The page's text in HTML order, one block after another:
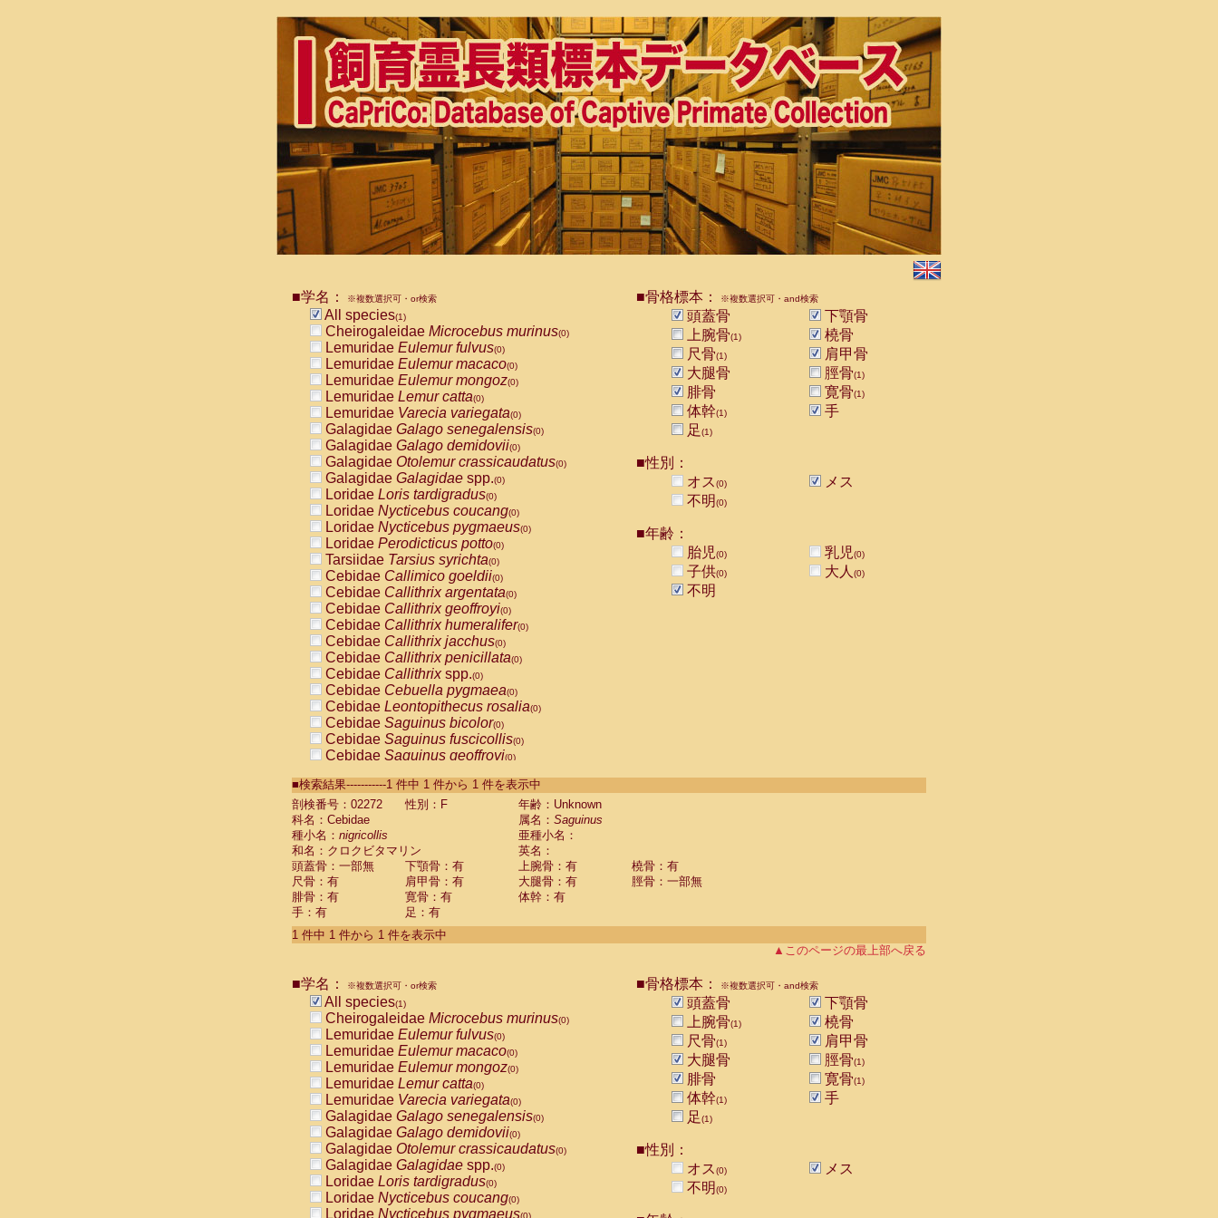
■学名： ※複数選択可・or検索
All species(1)
Cheirogaleidae Microcebus murinus(0)
Lemuridae Eulemur fulvus(0)
Lemuridae Eulemur macaco(0)
Lemuridae Eulemur mongoz(0)
Lemuridae Lemur catta(0)
Lemuridae Varecia variegata(0)
Galagidae Galago senegalensis(0)
Galagidae Galago demidovii(0)
Galagidae Otolemur crassicaudatus(0)
Galagidae Galagidae spp.(0)
Loridae Loris tardigradus(0)
Loridae Nycticebus coucang(0)
Loridae Nycticebus pygmaeus(0)
Loridae Perodicticus potto(0)
Tarsiidae Tarsius syrichta(0)
Cebidae Callimico goeldii(0)
Cebidae Callithrix argentata(0)
Cebidae Callithrix geoffroyi(0)
Cebidae Callithrix humeralifer(0)
Cebidae Callithrix jacchus(0)
Cebidae Callithrix penicillata(0)
Cebidae Callithrixspp.(0)
Cebidae Cebuella pygmaea(0)
Cebidae Leontopithecus rosalia(0)
Cebidae Saguinus bicolor(0)
Cebidae Saguinus fuscicollis(0)
Cebidae Saguinus geoffroyi(0)
CebidaeSaguinus labiatus(0)
Cebidae Saguinus leucopus (0)
Cebidae
CebidaeSaguinus mystax
CebidaeSaguinus nigricollis (1)
Cebidae Saguinus oedipus
Cebidae Saguinus weddelli
Cebidae Saguinusspp.
Cebidae Aotus trivirgatus
Cebidae Cebus albifrons
CebidaeCebus nigrivittatus
CebidaeCebus
CebidaeSaimiri boliviensis(0)
CebidaeSaimiri sciureus(0)
AtelidaeAlouatta caraya(0)
AtelidaeAlouatta fusca(0)
AtelidaeAlouatta seniculus
AtelidaeAlouattaspp.(0)
AtelidaeAteles belzebuth(0)
AtelidaeAteles geoffroyi(0)
AtelidaeAteles paniscus(0)
AtelidaeAtelesspp.(0)
Atelidae Lagothrix lagothricha
AtelidaeLagothrix lagothricha cana
PitheciidaeCacajao calvus rubicundus
■骨格標本： ※複数選択可・and検索
頭蓋骨
下顎骨
上腕骨(1)
橈骨
尺骨(1)
肩甲骨
大腿骨
脛骨(1)
腓骨 寛骨(1)
体幹(1)
手
足(1)
■性別：
オス(0)
メス
不明(0)
■年齢：
胎児(0) 乳児(0)
子供(0) 大人 (0)
不明
■検索結果-----------1 件中 1 件から 1 件を表示中
剖検番号：02272
性別：F
年齢：Unknown
科名：Cebidae
属名： Saguinus
種小名： nigricollis
亜種小名：
和名：クロクビタマリン
英名：
頭蓋骨：一部無
下顎骨：有 上腕骨：有
橈骨：有
尺骨：有
肩甲骨：有 大腿骨：有
脛骨：一部無
腓骨：有
寛骨：有
体幹：有
手：有
足：有
1 件中 1 件から 1 件を表示中
▲このページの最上部へ戻る
■学名： ※複数選択可・or検索
All species(1)
Cheirogaleidae Microcebus murinus(0)
Lemuridae Eulemur fulvus(0)
Lemuridae Eulemur macaco(0)
Lemuridae Eulemur mongoz(0)
Lemuridae Lemur catta(0)
Lemuridae Varecia variegata(0)
Galagidae Galago senegalensis(0)
Galagidae Galago demidovii(0)
Galagidae Otolemur crassicaudatus(0)
Galagidae Galagidae spp.(0)
Loridae Loris tardigradus(0)
Loridae Nycticebus coucang(0)
Loridae Nycticebus pygmaeus(0)
■骨格標本： ※複数選択可・and検索
頭蓋骨
下顎骨
上腕骨(1)
橈骨
尺骨(1)
肩甲骨
大腿骨
脛骨(1)
腓骨 寛骨(1)
体幹(1)
手
足(1)
■性別：
オス(0)
メス
不明(0)